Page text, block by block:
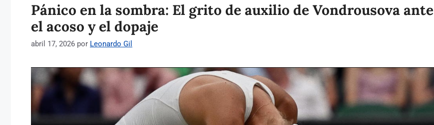
Pánico en la sombra: El grito de auxilio de Vondrousova ante
el acoso y el dopaje
abril 17, 2026 por Leonardo Gil